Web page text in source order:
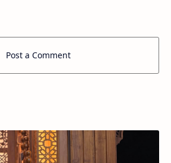
Post a Comment